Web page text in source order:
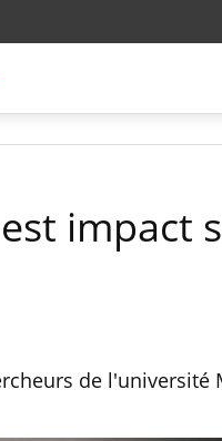
impact
de l'université